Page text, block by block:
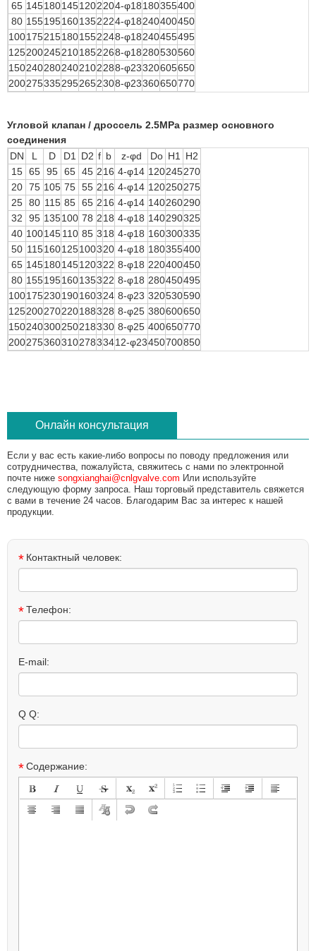
65 1451801451202204-φ18180355400
80 1551951601352224-φ18240400450
1001752151801552248-φ18240455495
1252002452101852268-φ18280530560
1502402802402102288-φ23320605650
2002753352952652308-φ23360650770
Угловой клапан / дроссель 2.5MPa размер основного
соединения
DN
L D D1 D2 f b z-φd Do H1
H2
15 65 95 65 45 216 4-φ14 120245270
20 75 105 75 55 216 4-φ14 120250275
25 80 115 85 65 216 4-φ14 140260290
32
95 135100 78 218 4-φ18 140290325
40 100145110 85 318 4-φ18 160300335
50 115160125100320 4-φ18 180355400
65 145180145120322 8-φ18 220400450
80 155195160135322 8-φ18 280450495
100175230190160324 8-φ23 320530590
125200270220188328 8-φ25 380600650
150240300250218330 8-φ25 400650770
20027536031027833412-φ23450700850
Онлайн консультация
Если у вас есть какие-либо вопросы по поводу предложения или
сотрудничества, пожалуйста, свяжитесь с нами по электронной
почте ниже songxianghai@cnlgvalve.com Или используйте
следующую форму запроса. Наш торговый представитель свяжется
с вами в течение 24 часов. Благодарим Вас за интерес к нашей
продукции.
* Контактный человек:
*Телефон:
E-mail:
Q Q:
*Содержание: